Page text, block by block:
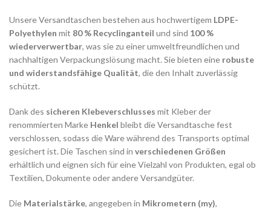
Unsere Versandtaschen bestehen aus hochwertigem LDPE-
Polyethylen mit 80 % Recyclinganteil und sind 100 %
wiederverwertbar, was sie zu einer umweltfreundlichen und
nachhaltigen Verpackungslösung macht. Sie bieten eine robuste
und widerstandsfähige Qualität, die den Inhalt zuverlässig
schützt.
Dank des sicheren Klebeverschlusses mit Kleber der
renommierten Marke Henkel bleibt die Versandtasche fest
verschlossen, sodass die Ware während des Transports optimal
gesichert ist. Die Taschen sind in verschiedenen Größen
erhältlich und eignen sich für eine Vielzahl von Produkten, egal ob
Textilien, Dokumente oder andere Versandgüter.
Die Materialstärke, angegeben in Mikrometern (my),